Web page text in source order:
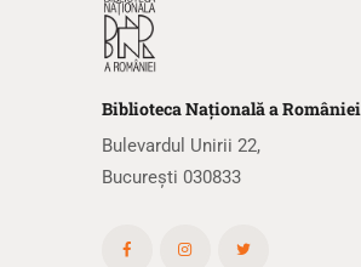
BibliotecaNaționalăa României
Bulevardul Unirii 22,
București 030833